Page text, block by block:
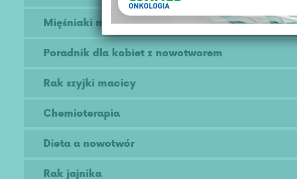
Mięśniaki macicy kompedium
Poradnik dla kobiet z nowotworem
Rak szyjki macicy
Chemioterapia
Dieta a nowotwór
Rak jajnika